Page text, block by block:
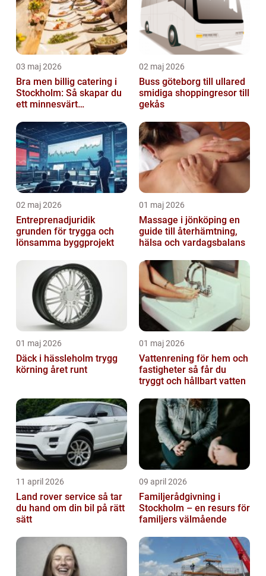
03 maj 2026
Bra men billig catering i
Stockholm: Så skapar du
ett minnesvärt
02 maj 2026
Buss göteborg till ullared
smidiga shoppingresor till
gekås
02 maj 2026
Entreprenadjuridik
grunden för trygga och
lönsamma byggprojekt
01 maj 2026
Massage i jönköping en
guide till återhämtning,
hälsa och vardagsbalans
01 maj 2026
Däck i hässleholm trygg
körning året runt
01 maj 2026
Vattenrening för hem och
fastigheter så får du
tryggt och hållbart vatten
11 april 2026
Land rover service så tar
du hand om din bil på rätt
sätt
09 april 2026
Familjerådgivning i
Stockholm – en resurs för
familjers välmående